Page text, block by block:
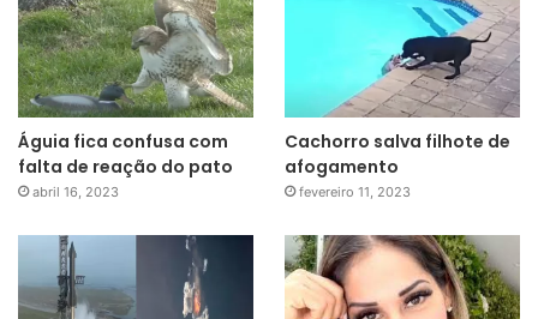
Águia fica confusa com
falta de reação do pato
abril 16, 2023
Cachorro salva filhote de
afogamento
fevereiro 11, 2023